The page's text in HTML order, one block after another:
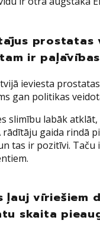
ir
ieviesta
gan politikas
slimību labāk
gaida rindā
tas ir pozitīvi.
ļauj
skaita